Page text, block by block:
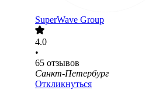
SuperWave Group
4.0
•
65 отзывов
Санкт-Петербург
Откликнуться